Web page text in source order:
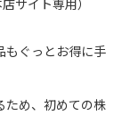
サイト専用）
もぐっとお得に手
ため、初めての株